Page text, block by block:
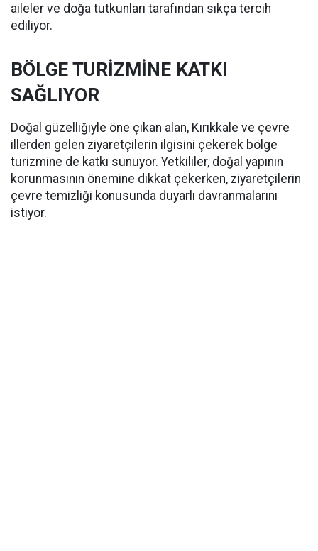
aileler ve doğa tutkunları tarafından sıkça tercih
ediliyor.
BÖLGE TURİZMİNE KATKI
SAĞLIYOR
Doğal güzelliğiyle öne çıkan alan, Kırıkkale ve çevre
illerden gelen ziyaretçilerin ilgisini çekerek bölge
turizmine de katkı sunuyor. Yetkililer, doğal yapının
korunmasının önemine dikkat çekerken, ziyaretçilerin
çevre temizliği konusunda duyarlı davranmalarını
istiyor.